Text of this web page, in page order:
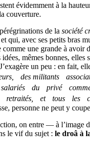
évidemment à la
couverture.
de la société
qui, avec ses petits bras
une grande à avoir
mêmes bonnes, elles
un peu : en fait,
des militants
salariés du privé
retraités, et tous les
personne ne peut y
on entre — à l’image
le vif du sujet : le droâ à